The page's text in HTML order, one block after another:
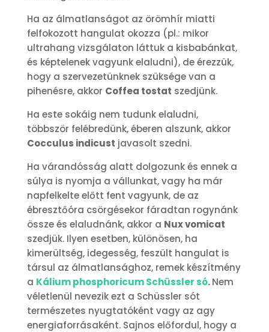
Ha az álmatlanságot az örömhír miatti
felfokozott hangulat okozza (pl.: mikor
ultrahang vizsgálaton láttuk a kisbabánkat,
és képtelenek vagyunk elaludni), de érezzük,
hogy a szervezetünknek szüksége van a
pihenésre, akkor Coffea tostat szedjünk.
Ha este sokáig nem tudunk elaludni,
többször felébredünk, éberen alszunk, akkor
Cocculus indicust javasolt szedni.
Ha várandósság alatt dolgozunk és ennek a
súlya is nyomja a vállunkat, vagy ha már
napfelkelte előtt fent vagyunk, de az
ébresztőóra csörgésekor fáradtan rogynánk
össze és elaludnánk, akkor a Nux vomicat
szedjük. Ilyen esetben, különösen, ha
kimerültség, idegesség, feszült hangulat is
társul az álmatlansághoz, remek készítmény
a Kálium phosphoricum Schüssler só.Nem
véletlenül nevezik ezt a Schüssler sót
természetes nyugtatóként vagy az agy
energiaforrásaként. Sajnos előfordul, hogy a